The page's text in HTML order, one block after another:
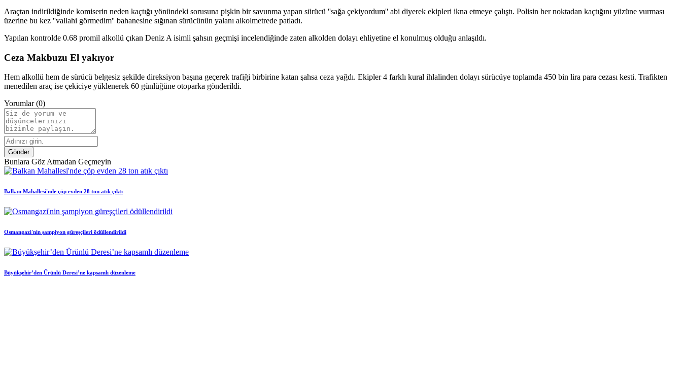
Araçtan indirildiğinde komiserin neden kaçtığı yönündeki sorusuna pişkin bir savunma yapan sürücü ''sağa çekiyordum'' abi diyerek ekipleri ikna etmeye çalıştı. Polisin her noktadan kaçtığını yüzüne vurması
üzerine bu kez ''vallahi görmedim'' bahanesine sığınan sürücünün yalanı alkolmetrede patladı.
Yapılan kontrolde 0.68 promil alkollü çıkan Deniz A isimli şahsın geçmişi incelendiğinde zaten alkolden dolayı ehliyetine el konulmuş olduğu anlaşıldı.
Ceza Makbuzu El yakıyor
Hem alkollü hem de sürücü belgesiz şekilde direksiyon başına geçerek trafiği birbirine katan şahsa ceza yağdı. Ekipler 4 farklı kural ihlalinden dolayı sürücüye toplamda 450 bin lira para cezası kesti. Trafikten
menedilen araç ise çekiciye yüklenerek 60 günlüğüne otoparka gönderildi.
Yorumlar (0)
Gönder
Bunlara Göz Atmadan Geçmeyin
Balkan Mahallesi'nde çöp evden 28 ton atık çıktı
Osmangazi'nin şampiyon güreşçileri ödüllendirildi
Büyükşehir’den Ürünlü Deresi’ne kapsamlı düzenleme